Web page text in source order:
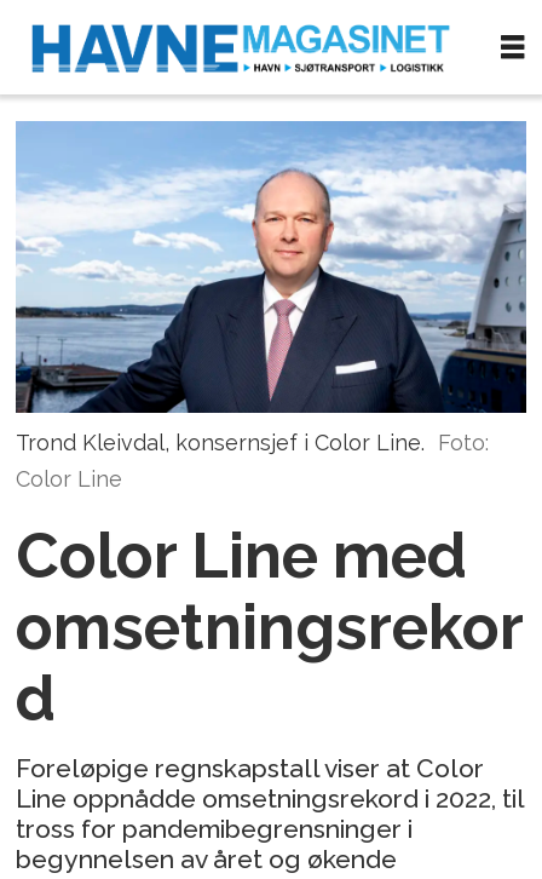
Trond Kleivdal, konsernsjef i Color Line.
Foto:
Color Line
Color Line med
omsetningsrekor
d
Foreløpige regnskapstall viser at Color
Line oppnådde omsetningsrekord i 2022, til
tross for pandemibegrensninger i
begynnelsen av året og økende